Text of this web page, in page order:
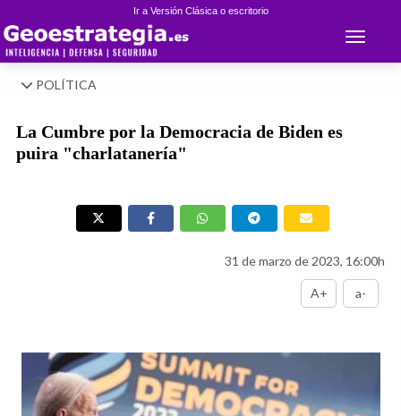
Ir a Versión Clásica o escritorio
Toggle
POLÍTICA
La Cumbre por la Democracia de Biden es
puira "charlatanería"
31 de marzo de 2023, 16:00h
A+ a-